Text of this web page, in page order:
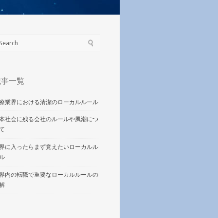
一覧
業界における清潔のローカルルール
社会に残る会社のルールや風潮につ
に入ったらまず覚えたいローカルル
内の転職で重要なローカルルールの